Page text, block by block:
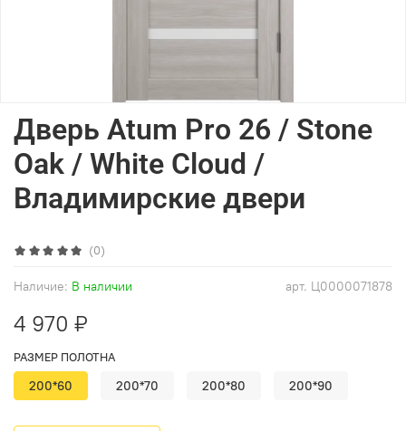
(0)
арт. Ц0000071878
Наличие: В наличии
Дверь Atum Pro 26 / Stone
Oak / White Cloud /
Владимирские двери
4 970 ₽
РАЗМЕР ПОЛОТНА
200*60 200*70 200*80 200*90